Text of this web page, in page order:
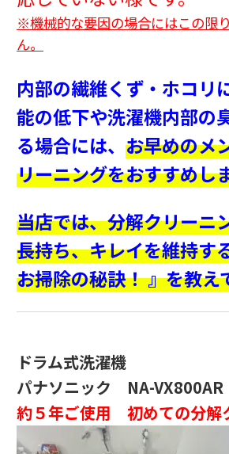
※機械的な要因の場合にはこの限
ん。
内部の繊維くず・ホコリ
能の低下や洗濯機内部の
る場合には、 お早めのメ
リーニングをおすすめし
当店では、分解クリーニ
長持ち、キレイを維持す
お掃除の秘訣！ 』を教え
ドラム式洗濯機
パナソニック NA-
約５年ご使用 初めての分解